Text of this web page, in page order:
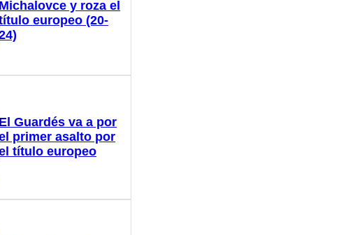
Michalovce y roza el
europeo (20-
El Guardés va a por
primer asalto por
título europeo